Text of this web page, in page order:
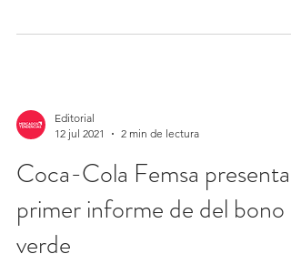
Editorial
12 jul 2021
2 min de lectura
Coca-Cola Femsa presenta
primer informe de del bono
verde